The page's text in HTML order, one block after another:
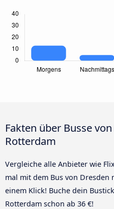
Fakten über Busse
Rotterdam
Vergleiche alle Anbieter wie
mal mit dem Bus von
einem Klick! Buche dein
Rotterdam schon ab 36 €!